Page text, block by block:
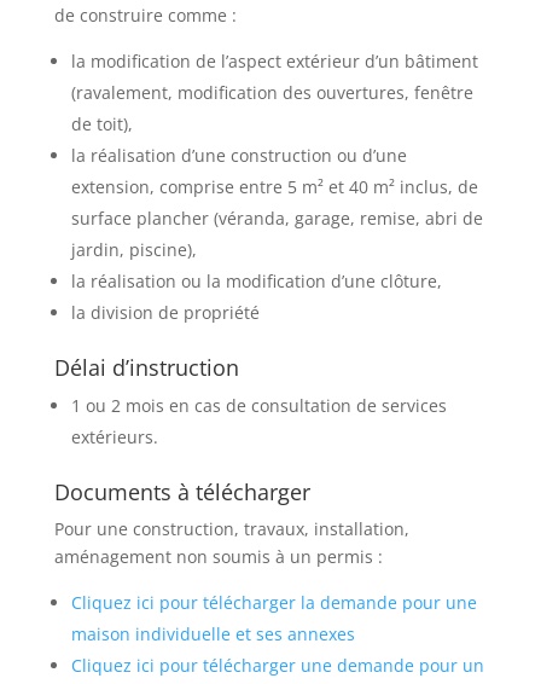
de construire comme :
la modification de l’aspect extérieur d’un bâtiment
(ravalement, modification des ouvertures, fenêtre
de toit),
la réalisation d’une construction ou d’une
extension, comprise entre 5 m² et 40 m² inclus, de
surface plancher (véranda, garage, remise, abri de
jardin, piscine),
la réalisation ou la modification d’une clôture,
la division de propriété
Délai d’instruction
1 ou 2 mois en cas de consultation de services
extérieurs.
Documents à télécharger
Pour une construction, travaux, installation,
aménagement non soumis à un permis :
Cliquez ici pour télécharger la demande pour une
maison individuelle et ses annexes
Cliquez ici pour télécharger une demande pour un